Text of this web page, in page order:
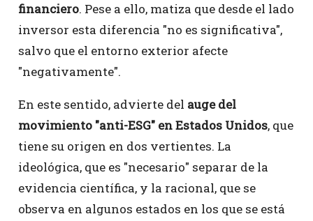
financiero. Pese a ello, matiza que desde el lado
inversor esta diferencia "no es significativa",
salvo que el entorno exterior afecte
"negativamente".
En este sentido, advierte del auge del
movimiento "anti-ESG" en Estados Unidos, que
tiene su origen en dos vertientes. La
ideológica, que es "necesario" separar de la
evidencia científica, y la racional, que se
observa en algunos estados en los que se está